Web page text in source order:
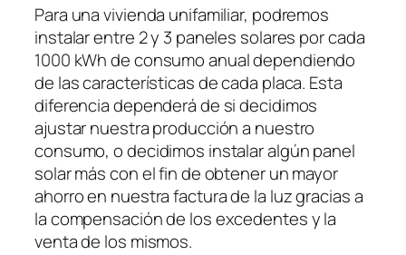
Para una vivienda unifamiliar, podremos
instalar entre 2 y 3 paneles solares por cada
1000 kWh de consumo anual dependiendo
de las características de cada placa. Esta
diferencia dependerá de si decidimos
ajustar nuestra producción a nuestro
consumo, o decidimos instalar algún panel
solar más con el fin de obtener un mayor
ahorro en nuestra factura de la luz gracias a
la compensación de los excedentes y la
venta de los mismos.